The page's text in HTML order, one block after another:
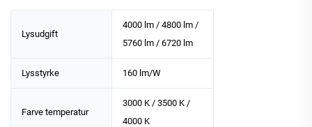
Lysudgift
4000 lm / 4800 lm /
5760 lm / 6720 lm
Lysstyrke 160 lm/W
Farve temperatur
3000 K / 3500 K /
4000 K